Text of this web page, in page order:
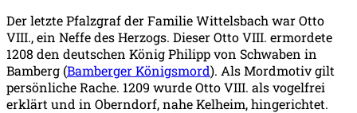
Der letzte Pfalzgraf der Familie Wittelsbach war Otto
VIII., ein Neffe des Herzogs. Dieser Otto VIII. ermordete
1208 den deutschen König Philipp von Schwaben in
Bamberg (Bamberger Königsmord). Als Mordmotiv gilt
persönliche Rache. 1209 wurde Otto VIII. als vogelfrei
erklärt und in Oberndorf, nahe Kelheim, hingerichtet.